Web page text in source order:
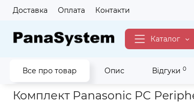
Доставка Оплата Контакти
Каталог
Все про товар Опис Відгуки 0
Головна Для бізнесу IP-телефонія Комплект
Комплект Panasonic PC